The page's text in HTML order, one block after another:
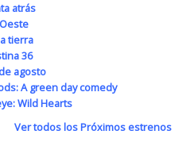
atrás
tierra
36
agosto
A green day comedy
Wild Hearts
Ver todos los Próximos estrenos